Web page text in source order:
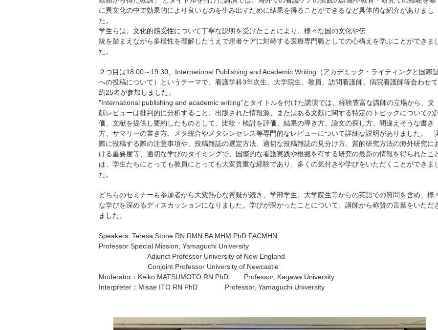
に異文化の中で効果的により良いものを生み出すために結果を得ることができるなど具体的な紹介がありまし
た。
学生らは、文化的感受性について丁寧な説明を受けたことにより、様々な国の文化や伝
統を踏まえながら多様性を理解したうえで患者ケアに対峙する医療専門職としての心構えを学ぶことができま
た。
２つ目は18:00～19:30、International Publishing and Academic Writing（アカデミック・ライティングと国際
への投稿について）というテーマで、看護学科3年次生、大学院生、教員、訪問看護師、病院看護師等合わせて
約25名が参加しました。
”International publishing and academic writing”とタイトルを付けた講演では、経験豊富な講師の立場から、文
献レビューは批判的に分析すること、出版された情報源、またはある文献に関する特定のトピックについての
価、文献を提供し要約したものとして、比較・検討を評価、結果の導き方、論文の探し方、間違えそうな書き
方、サマリーの書き方、メタ統合やメタシンセシス等専門的なレビューについて詳細な説明がありました。
際に投稿する際の注意事項や、投稿雑誌の選定方法、適切な投稿雑誌の見分け方、質的研究方法の海外研究に
ける重要度等、適切な学びのタイミングで、国際的な看護実践や根拠を有する研究の最新の情報を得られたこ
は、学生たちにとっても教員にとっても大変貴重な経験であり、多くの気付きや学びをいただくことができま
た。
どちらのセミナーも参加者から大変熱心な質疑が続き、学部学生、大学院生等からの英語での質問を含め、様
な学びを深めるディスカッションになりました。学びが深かったことについて、講師から称賛の言葉をいただ
ました。
Speakers: Teresa Stone RN RMN BA MHM PhD FACMHN
Professor Special Mission, Yamaguchi University
Adjunct Professor University of New England
Conjoint Professor University of Newcastle
Moderator：Keiko MATSUMOTO RN PhD Professor, Kagawa University
Interpreter：Misae ITO RN PhD Professor, Yamaguchi University